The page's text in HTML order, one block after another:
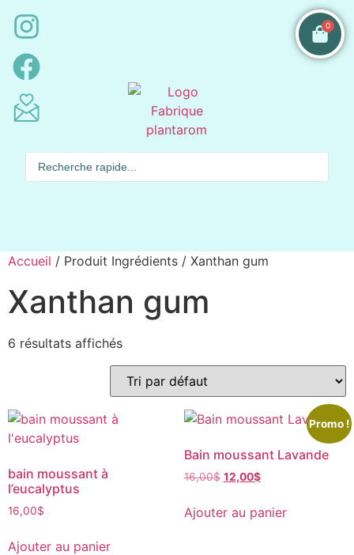
0
Accueil / Produit Ingrédients / Xanthan gum
Xanthan gum
6 résultats affichés
bain moussant à
l’eucalyptus
16,00$
Ajouter au panier
Promo !
Bain moussant Lavande
16,00$ 12,00$
Ajouter au panier